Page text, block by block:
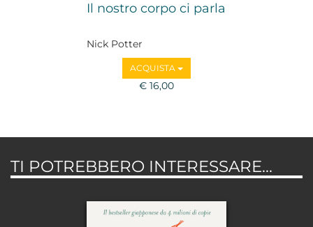
Il nostro corpo ci parla
Nick Potter
ACQUISTA
€ 16,00
TI POTREBBERO INTERESSARE...